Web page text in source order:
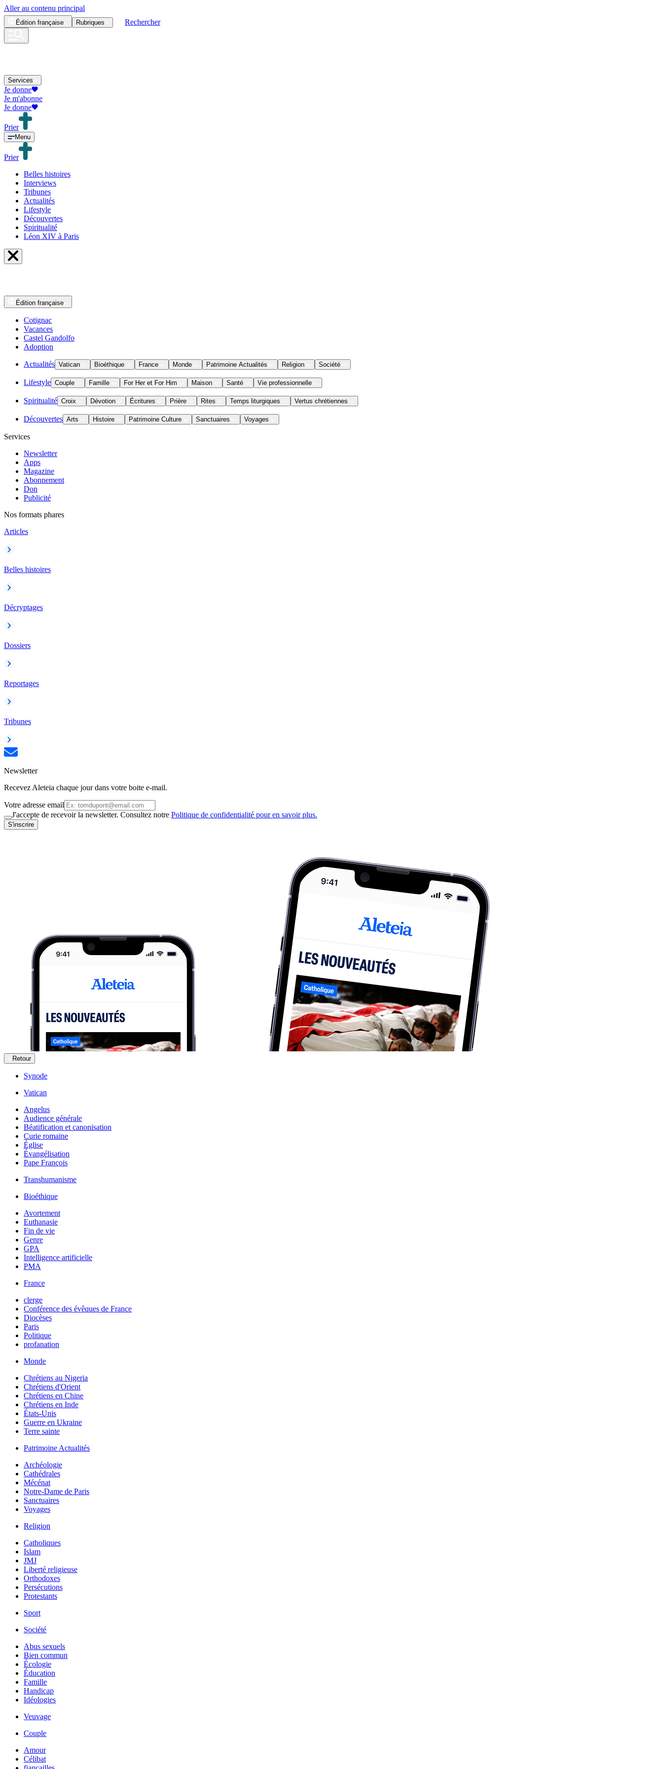
Aller au contenu principal
Édition française Rubriques Rechercher
Services
Je donne
Je m'abonne
Je donne
Prier
Menu
Prier
Belles histoires
Interviews
Tribunes
Actualités
Lifestyle
Découvertes
Spiritualité
Léon XIV à Paris
Édition française
Cotignac
Vacances
Castel Gandolfo
Adoption
Actualités Vatican Bioéthique France Monde Patrimoine Actualités Religion Société
Lifestyle Couple Famille For Her et For Him Maison Santé Vie professionnelle
Spiritualité Croix Dévotion Écritures Prière Rites Temps liturgiques Vertus chrétiennes
Découvertes Arts Histoire Patrimoine Culture Sanctuaires Voyages
Services
Newsletter
Apps
Magazine
Abonnement
Don
Publicité
Nos formats phares
Articles
Belles histoires
Décryptages
Dossiers
Reportages
Tribunes
Newsletter
Recevez Aleteia chaque jour dans votre boite e-mail.
Votre adresse email
J'accepte de recevoir la newsletter. Consultez notre Politique de confidentialité pour en savoir plus.
S'inscrire
Retour
Synode
Vatican
Angelus
Audience générale
Béatification et canonisation
Curie romaine
Église
Évangélisation
Pape François
Transhumanisme
Bioéthique
Avortement
Euthanasie
Fin de vie
Genre
GPA
Intelligence artificielle
PMA
France
clerge
Conférence des évêques de France
Diocèses
Paris
Politique
profanation
Monde
Chrétiens au Nigeria
Chrétiens d'Orient
Chrétiens en Chine
Chrétiens en Inde
États-Unis
Guerre en Ukraine
Terre sainte
Patrimoine Actualités
Archéologie
Cathédrales
Mécénat
Notre-Dame de Paris
Sanctuaires
Voyages
Religion
Catholiques
Islam
JMJ
Liberté religieuse
Orthodoxes
Persécutions
Protestants
Sport
Société
Abus sexuels
Bien commun
Écologie
Éducation
Famille
Handicap
Idéologies
Veuvage
Couple
Amour
Célibat